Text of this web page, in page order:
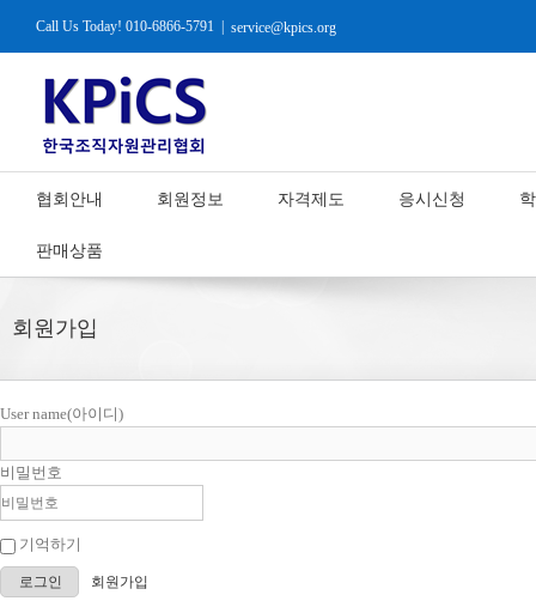
Call Us Today! 010-6866-5791 | service@kpics.org
협회안내 회원정보 자격제도 응시신청
판매상품
회원가입
User name(아이디)
비밀번호
기억하기
로그인 회원가입